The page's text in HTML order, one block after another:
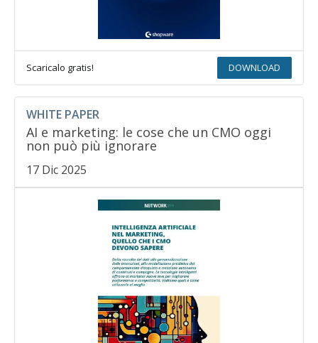
Scaricalo gratis! DOWNLOAD
WHITE PAPER
AI e marketing: le cose che un CMO oggi
non può più ignorare
17 Dic 2025